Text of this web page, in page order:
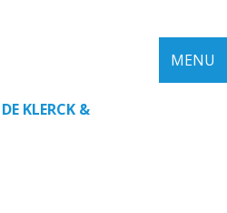
KLERCK &
MENU